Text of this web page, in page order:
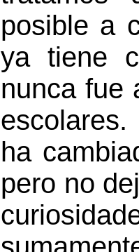
posible a
ya tiene
nunca fue
ha
pero no